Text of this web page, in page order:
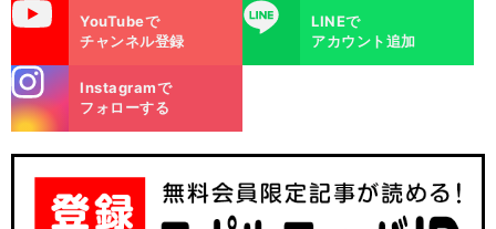
YouTubeで
チャンネル登録
LINE
LINEで
アカウント追加
m
Instagramで
フォローする